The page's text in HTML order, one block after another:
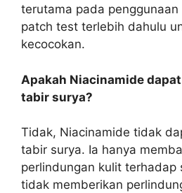
terutama pada penggunaan
patch test terlebih dahulu
kecocokan.
Apakah Niacinamide
tabir surya?
Tidak, Niacinamide tidak
tabir surya. Ia hanya
perlindungan kulit terhadap
tidak memberikan